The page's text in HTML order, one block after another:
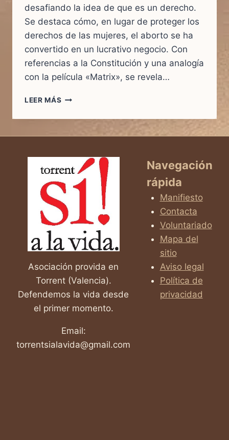
desafiando la idea de que es un derecho.
Se destaca cómo, en lugar de proteger los
derechos de las mujeres, el aborto se ha
convertido en un lucrativo negocio. Con
referencias a la Constitución y una analogía
con la película «Matrix», se revela…
LEER MÁS DESMONTANDO
MITO
DERECHO:
REFLEXIÓN
SOBRE
LA
REALIDAD
OCULTA
Asociación provida en
Torrent (Valencia).
Defendemos la vida desde
el primer momento.
Email:
torrentsialavida@gmail.com
Navegación
rápida
Manifiesto
Contacta
Voluntariado
Mapa del
sitio
Aviso legal
Política de
privacidad